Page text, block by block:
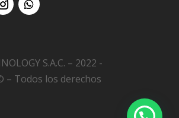
S.A.C. – 2022 -
– Todos los derechos